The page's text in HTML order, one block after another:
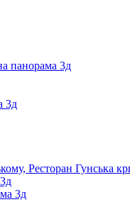
панорама 3д
3д
Ресторан Гунська
3д